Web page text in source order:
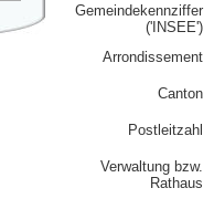
Gemeindekennziffer
('INSEE')
Arrondissement
Canton
Postleitzahl
Verwaltung bzw.
Rathaus